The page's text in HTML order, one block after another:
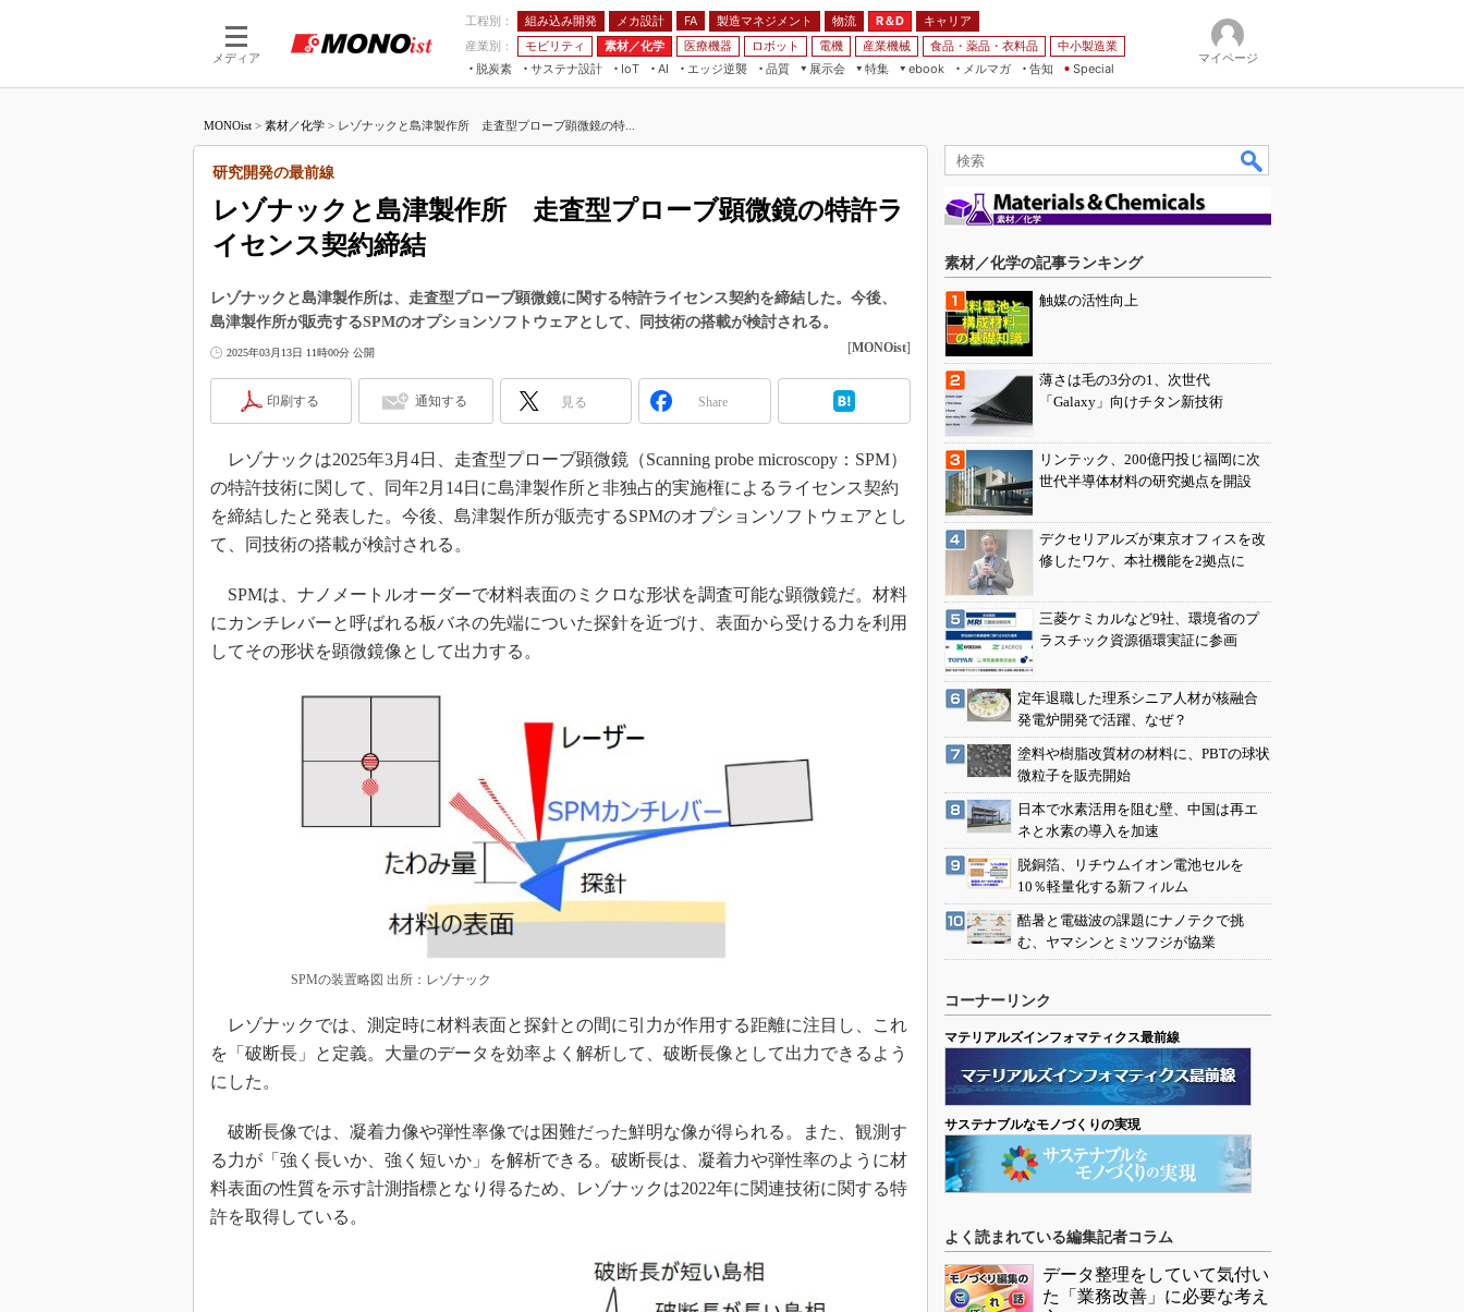
メディア
工程別： 組み込み開発 メカ設計 FA 製造マネジメント 物流 R＆D
キャリア
産業別：
モビリティ 素材／化学 医療機器 ロボット 電機 産業機械 食品・薬品・衣料品
中小製造業
脱炭素
サステナ設計
IoT
つながる工場
AI
AI×設備保全
エッジ逆襲 品質
展示会
JIMTOF
IIFES
TECHNO-FRONTIER
スマート工場EXPO
EdgeTech+
AUTOMOTIVE WORLD
産業オープンネット展
特集
フィールドサービス
組み込み画像技術
組み込みモデリング
車載ソフト開発
ISO26262
無償設計ツール
3Dプリンタ
デジタルツインとCAE
インダストリー4.0
イノベーション
知財マネジメント
海外生産
グローバル設計・開発
新型コロナへの対応
ebook
モビリティ
メルマガ
告知 Special
マイページ
MONOist > 素材／化学 > レゾナックと島津製作所 走査型プローブ顕微鏡の特...
レゾナックと島津製作所 走査型プローブ顕微鏡の特許ラ
イセンス契約締結
研究開発の最前線
レゾナックと島津製作所は、走査型プローブ顕微鏡に関する特許ライセンス契約を締結した。今後、
島津製作所が販売するSPMのオプションソフトウェアとして、同技術の搭載が検討される。
2025年03月13日 11時00分 公開 [MONOist]
印刷する 通知する 見る Share
レゾナックは2025年3月4日、走査型プローブ顕微鏡（Scanning probe microscopy：SPM）
の特許技術に関して、同年2月14日に島津製作所と非独占的実施権によるライセンス契約
を締結したと発表した。今後、島津製作所が販売するSPMのオプションソフトウェアとし
て、同技術の搭載が検討される。
SPMは、ナノメートルオーダーで材料表面のミクロな形状を調査可能な顕微鏡だ。材料
にカンチレバーと呼ばれる板バネの先端についた探針を近づけ、表面から受ける力を利用
してその形状を顕微鏡像として出力する。
SPMの装置略図 出所：レゾナック
レゾナックでは、測定時に材料表面と探針との間に引力が作用する距離に注目し、これ
を「破断長」と定義。大量のデータを効率よく解析して、破断長像として出力できるよう
にした。
破断長像では、凝着力像や弾性率像では困難だった鮮明な像が得られる。また、観測す
る力が「強く長いか、強く短いか」を解析できる。破断長は、凝着力や弾性率のように材
料表面の性質を示す計測指標となり得るため、レゾナックは2022年に関連技術に関する特
許を取得している。
素材／化学の記事ランキング
触媒の活性向上
薄さは毛の3分の1、次世代
「Galaxy」向けチタン新技術
リンテック、200億円投じ福岡に次
世代半導体材料の研究拠点を開設
デクセリアルズが東京オフィスを改
修したワケ、本社機能を2拠点に
三菱ケミカルなど9社、環境省のプ
ラスチック資源循環実証に参画
定年退職した理系シニア人材が核融合
発電炉開発で活躍、なぜ？
塗料や樹脂改質材の材料に、PBTの球状
微粒子を販売開始
日本で水素活用を阻む壁、中国は再エ
ネと水素の導入を加速
脱銅箔、リチウムイオン電池セルを
10％軽量化する新フィルム
酷暑と電磁波の課題にナノテクで挑
む、ヤマシンとミツフジが協業
コーナーリンク
マテリアルズインフォマティクス最前線
サステナブルなモノづくりの実現
よく読まれている編集記者コラム
データ整理をしていて気付い
た「業務改善」に必要な考え